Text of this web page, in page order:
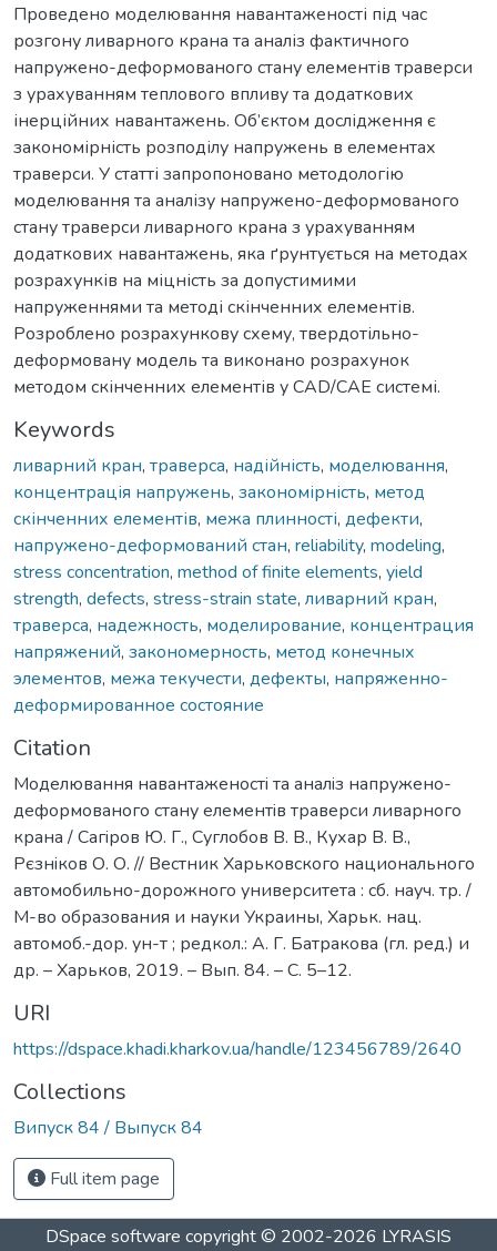
Проведено моделювання навантаженості під час
розгону ливарного крана та аналіз фактичного
напружено-деформованого стану елементів траверси
з урахуванням теплового впливу та додаткових
інерційних навантажень. Об’єктом дослідження є
закономірність розподілу напружень в елементах
траверси. У статті запропоновано методологію
моделювання та аналізу напружено-деформованого
стану траверси ливарного крана з урахуванням
додаткових навантажень, яка ґрунтується на методах
розрахунків на міцність за допустимими
напруженнями та методі скінченних елементів.
Розроблено розрахункову схему, твердотільно-
деформовану модель та виконано розрахунок
методом скінченних елементів у CAD/CAE системі.
Keywords
ливарний кран, траверса, надійність, моделювання,
концентрація напружень, закономірність, метод
скінченних елементів, межа плинності, дефекти,
напружено-деформований стан, reliability, modeling,
stress concentration, method of finite elements, yield
strength, defects, stress-strain state, ливарний кран,
траверса, надежность, моделирование, концентрация
напряжений, закономерность, метод конечных
элементов, межа текучести, дефекты, напряженно-
деформированное состояние
Citation
Моделювання навантаженостi та аналiз напружено-
деформованого стану елементiв траверси ливарного
крана / Сагiров Ю. Г., Суглобов В. В., Кухар В. В.,
Рєзнiков О. О. // Вестник Харьковского национального
автомобильно-дорожного университета : сб. науч. тр. /
М-во образования и науки Украины, Харьк. нац.
автомоб.-дор. ун-т ; редкол.: А. Г. Батракова (гл. ред.) и
др. – Харьков, 2019. – Вып. 84. – С. 5–12.
URI
https://dspace.khadi.kharkov.ua/handle/123456789/2640
Collections
Випуск 84 / Выпуск 84
Full item page
DSpace software copyright © 2002-2026 LYRASIS